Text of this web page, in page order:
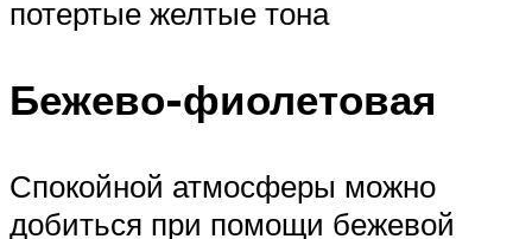
потертые желтые тона
Бежево-фиолетовая
Спокойной атмосферы можно
добиться при помощи бежевой